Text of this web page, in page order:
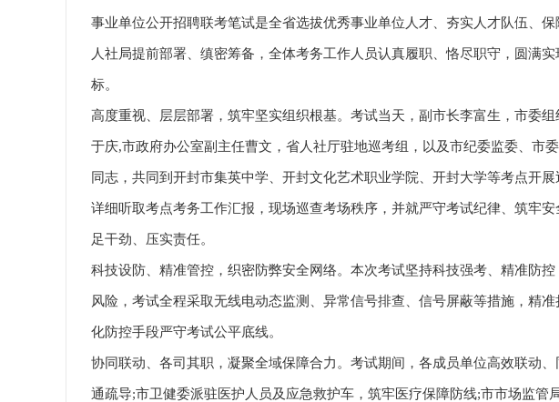
事业单位公开招聘联考笔试是全省选拔优秀事业单位人才、夯实人才队伍、
人社局提前部署、缜密筹备，全体考务工作人员认真履职、恪尽职守，圆满
标。
高度重视、层层部署，筑牢坚实组织根基。考试当天，副市长李富生，市委
于庆,市政府办公室副主任曹文，省人社厅驻地巡考组，以及市纪委监委、市
同志，共同到开封市集英中学、开封文化艺术职业学院、开封大学等考点开
详细听取考点考务工作汇报，现场巡查考场秩序，并就严守考试纪律、筑牢
足干劲、压实责任。
科技设防、精准管控，织密防弊安全网络。本次考试坚持科技强考、精准防
风险，考试全程采取无线电动态监测、异常信号排查、信号屏蔽等措施，精
化防控手段严守考试公平底线。
协同联动、各司其职，凝聚全域保障合力。考试期间，各成员单位高效联动
通疏导;市卫健委派驻医护人员及应急救护车，筑牢医疗保障防线;市市场监管